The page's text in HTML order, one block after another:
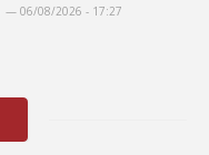
06/08/2026 - 17:27